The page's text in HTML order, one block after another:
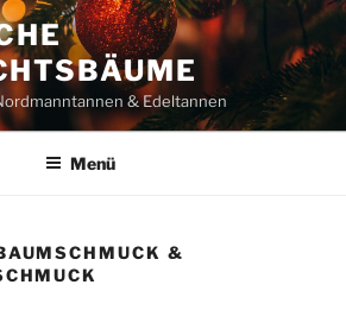
& Edeltannen
Menü
&